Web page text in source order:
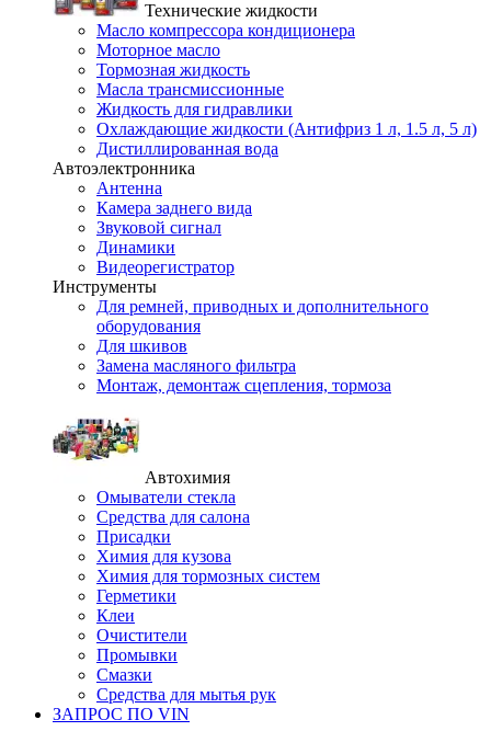
Технические жидкости
Масло компрессора кондиционера
Моторное масло
Тормозная жидкость
Масла трансмиссионные
Жидкость для гидравлики
Охлаждающие жидкости (Антифриз 1 л, 1.5 л, 5 л)
Дистиллированная вода
Автоэлектронника
Антенна
Камера заднего вида
Звуковой сигнал
Динамики
Видеорегистратор
Инструменты
Для ремней, приводных и дополнительного
оборудования
Для шкивов
Замена масляного фильтра
Монтаж, демонтаж сцепления, тормоза
Автохимия
Омыватели стекла
Средства для салона
Присадки
Химия для кузова
Химия для тормозных систем
Герметики
Клеи
Очистители
Промывки
Смазки
Средства для мытья рук
ЗАПРОС ПО VIN